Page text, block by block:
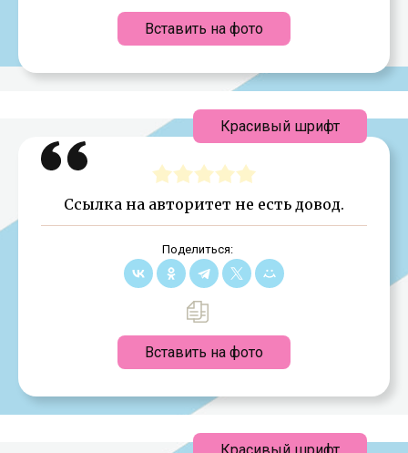
Вставить на фото
Ссылка на авторитет не есть довод.
Поделиться:
Вставить на фото
Красивый шрифт